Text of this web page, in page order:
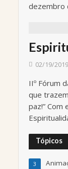
dezembro
02/19/2019
IIº Fórum
que
paz!” Com
Tópicos
3